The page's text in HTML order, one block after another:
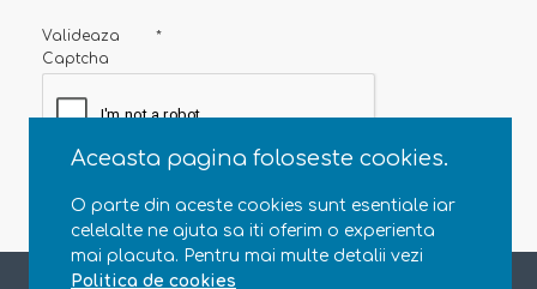
Aceasta pagina foloseste cookies.
O parte din aceste cookies sunt esentiale iar
celelalte ne ajuta sa iti oferim o experienta
mai placuta. Pentru mai multe detalii vezi
Politica de cookies
Valideaza
Captcha
Copyright © 2013 - 2020 Natural Parenting SRL. CUI RO35363696, J23/4607/2015. Toate drepturile rezervate